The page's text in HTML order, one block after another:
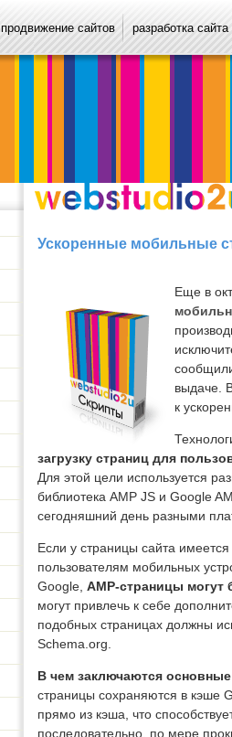
продвижение сайтов разработка сайта
Ускоренные мобильные
Еще в
выдаче.
к
загрузку страниц для
Для этой цели используется
библиотека AMP JS и Google
сегодняшний день разными
Если у страницы сайта
пользователям мобильных
Google, AMP-страницы
могут привлечь к себе
подобных страницах должны
Schema.org.
В чем заключаются
страницы сохраняются в кэше
прямо из кэша, что
последовательно, по мере